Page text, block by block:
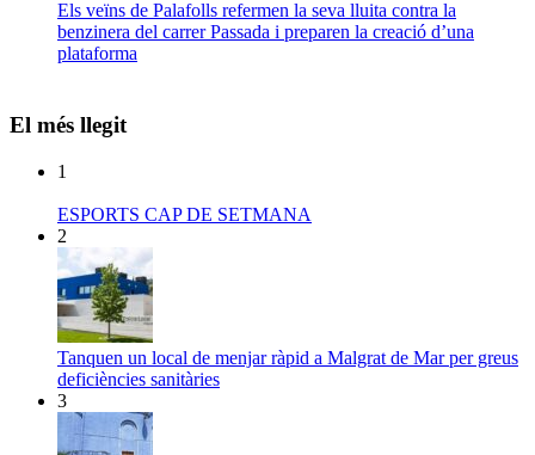
Els veïns de Palafolls refermen la seva lluita contra la
benzinera del carrer Passada i preparen la creació d’una
plataforma
El més llegit
1
ESPORTS CAP DE SETMANA
2
Tanquen un local de menjar ràpid a Malgrat de Mar per greus
deficiències sanitàries
3